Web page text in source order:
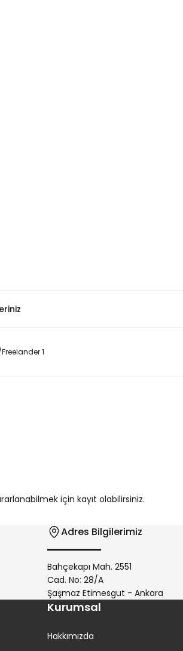
1
için kayıt olabilirsiniz.
Adres Bilgilerimiz
Bahçekapı Mah. 2551
Cad. No: 28/A
Şaşmaz Etimesgut - Ankara
Kurumsal
Hakkımızda